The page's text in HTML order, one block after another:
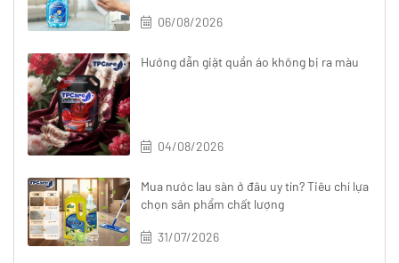
06/08/2026
Hướng dẫn giặt quần áo không bị ra màu
04/08/2026
Mua nước lau sàn ở đâu uy tín? Tiêu chí lựa
chọn sản phẩm chất lượng
31/07/2026